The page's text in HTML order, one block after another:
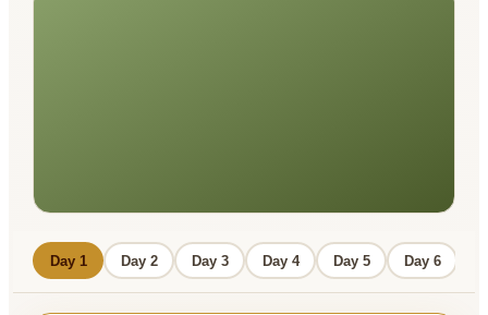
Day 1 Day 2 Day 3 Day 4 Day 5 Day 6